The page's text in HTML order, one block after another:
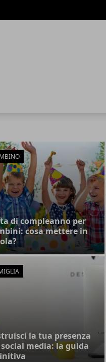
di compleanno per
cosa mettere in
la tua presenza
media: la guida